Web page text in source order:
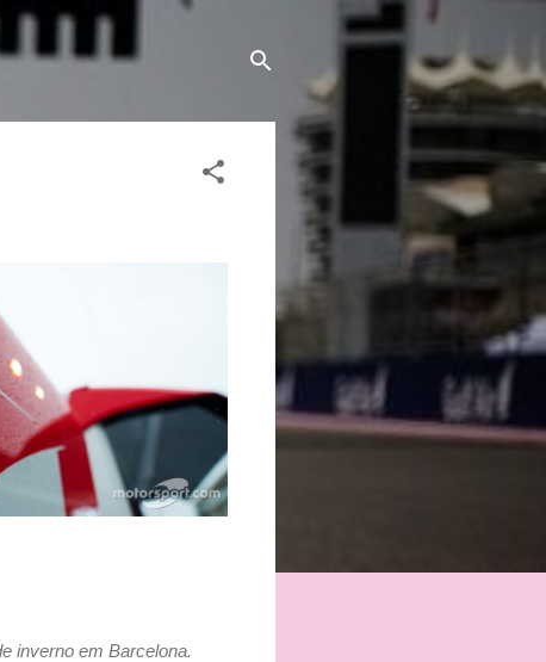
inverno em Barcelona.